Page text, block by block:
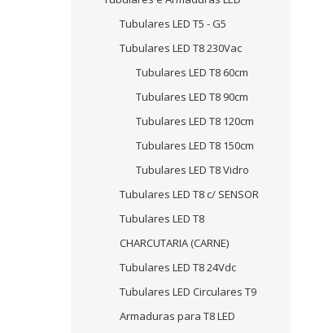
Tubulares LED T5 - G5
Tubulares LED T8 230Vac
Tubulares LED T8 60cm
Tubulares LED T8 90cm
Tubulares LED T8 120cm
Tubulares LED T8 150cm
Tubulares LED T8 Vidro
Tubulares LED T8 c/ SENSOR
Tubulares LED T8
CHARCUTARIA (CARNE)
Tubulares LED T8 24Vdc
Tubulares LED Circulares T9
Armaduras para T8 LED